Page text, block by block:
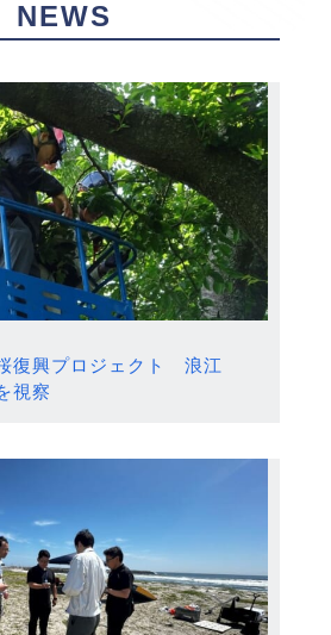
NEWS
復興プロジェクト 浪江
視察